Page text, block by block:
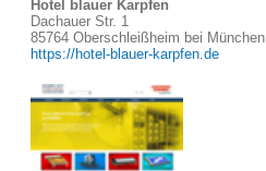
Hotel blauer Karpfen
Dachauer Str. 1
85764 Oberschleißheim bei München
https://hotel-blauer-karpfen.de